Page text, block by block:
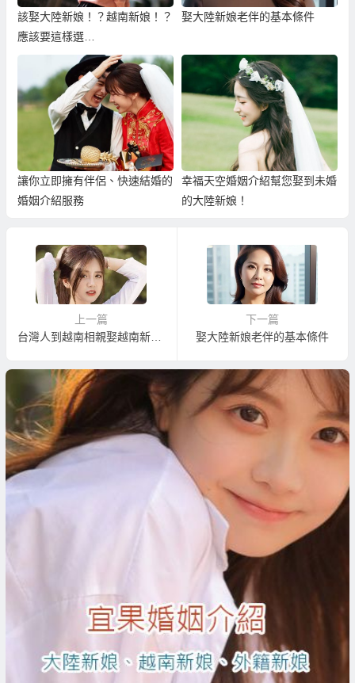
該娶大陸新娘！？越南新娘！？
應該要這樣選…
娶大陸新娘老伴的基本條件
讓你立即擁有伴侶、快速結婚的
婚姻介紹服務
幸福天空婚姻介紹幫您娶到未婚
的大陸新娘！
上一篇
台灣人到越南相親娶越南新娘的基本條件
下一篇
娶大陸新娘老伴的基本條件